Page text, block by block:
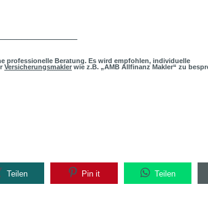
professionelle Beratung. Es wird empfohlen, individuelle
Versicherungsmakler wie z.B. „AMB Allfinanz Makler“ zu
Teilen Pin it Teilen